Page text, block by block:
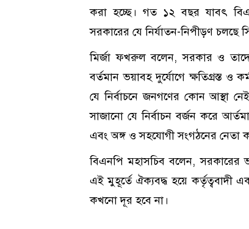
করা হচ্ছে। গত ১২ বছর যাবৎ
সরকারের যে নির্যাতন-নিপীড়ণ চলছে
মির্জা ফখরুল বলেন, সরকার ও
বর্তমান ভয়াবহ দুর্যোগে ক্ষতিগ্রস্ত ও
যে নির্বাচনে জনগণের কোন আস্থা
সাজানো যে নির্বাচন বর্জন করে
এবং অঙ্গ ও সহযোগী সংগঠনের নেতা
বিএনপি মহাসচিব বলেন, সরকারের
এই মুহূর্তে ঐক্যবদ্ধ হয়ে কর্তৃত্ববাদী
কখনো দূর হবে না।